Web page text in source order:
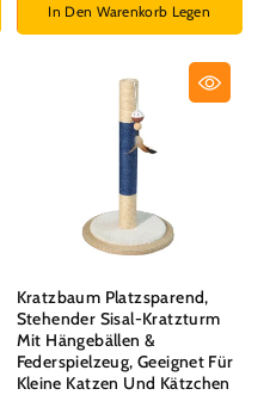
In Den Warenkorb Legen
Kratzbaum Platzsparend,
Stehender Sisal-Kratzturm
Mit Hängebällen &
Federspielzeug, Geeignet Für
Kleine Katzen Und Kätzchen